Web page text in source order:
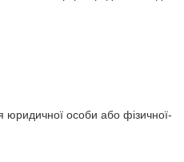
юридичної особи або фізичної-